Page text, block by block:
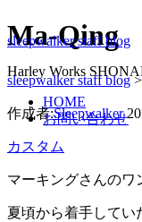
sleepwalker staff blog
Harley Works
HOME
お問い合わせ
Ma-Qing
sleepwalker staff blog
作成者:Sleepwalker
カスタム
マーキングさんのワ
夏頃から着手してい